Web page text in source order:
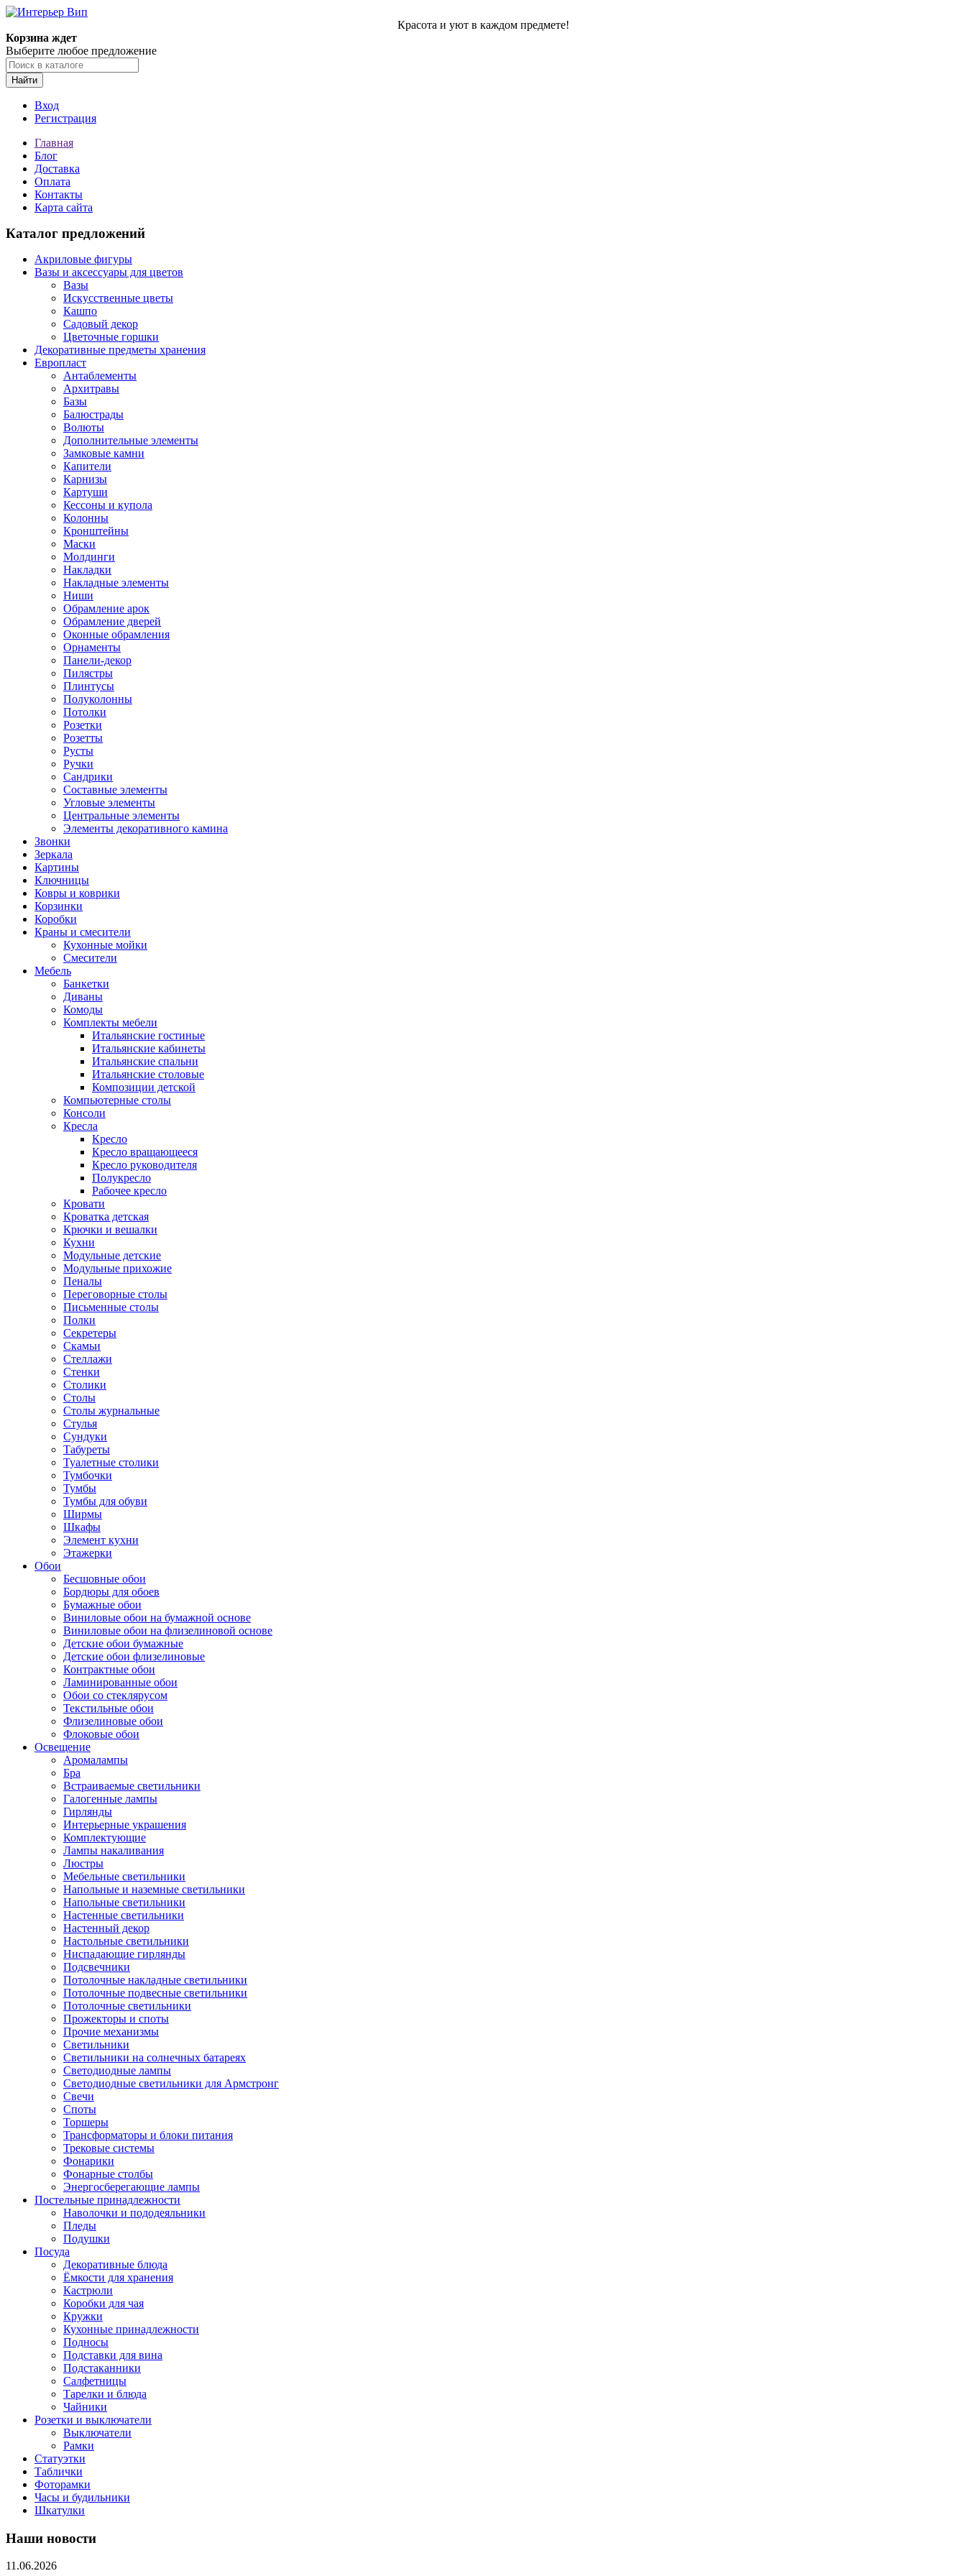
Красота и уют в каждом предмете!
Корзина ждет
Выберите любое предложение
Найти
Вход
Регистрация
Главная
Блог
Доставка
Оплата
Контакты
Карта сайта
Каталог предложений
Акриловые фигуры
Вазы и аксессуары для цветов
Вазы
Искусственные цветы
Кашпо
Садовый декор
Цветочные горшки
Декоративные предметы хранения
Европласт
Антаблементы
Архитравы
Базы
Балюстрады
Волюты
Дополнительные элементы
Замковые камни
Капители
Карнизы
Картуши
Кессоны и купола
Колонны
Кронштейны
Маски
Молдинги
Накладки
Накладные элементы
Ниши
Обрамление арок
Обрамление дверей
Оконные обрамления
Орнаменты
Панели-декор
Пилястры
Плинтусы
Полуколонны
Потолки
Розетки
Розетты
Русты
Ручки
Сандрики
Составные элементы
Угловые элементы
Центральные элементы
Элементы декоративного камина
Звонки
Зеркала
Картины
Ключницы
Ковры и коврики
Корзинки
Коробки
Краны и смесители
Кухонные мойки
Смесители
Мебель
Банкетки
Диваны
Комоды
Комплекты мебели
Итальянские гостиные
Итальянские кабинеты
Итальянские спальни
Итальянские столовые
Композиции детской
Компьютерные столы
Консоли
Кресла
Кресло
Кресло вращающееся
Кресло руководителя
Полукресло
Рабочее кресло
Кровати
Кроватка детская
Крючки и вешалки
Кухни
Модульные детские
Модульные прихожие
Пеналы
Переговорные столы
Письменные столы
Полки
Секретеры
Скамьи
Стеллажи
Стенки
Столики
Столы
Столы журнальные
Стулья
Сундуки
Табуреты
Туалетные столики
Тумбочки
Тумбы
Тумбы для обуви
Ширмы
Шкафы
Элемент кухни
Этажерки
Обои
Бесшовные обои
Бордюры для обоев
Бумажные обои
Виниловые обои на бумажной основе
Виниловые обои на флизелиновой основе
Детские обои бумажные
Детские обои флизелиновые
Контрактные обои
Ламинированные обои
Обои со стеклярусом
Текстильные обои
Флизелиновые обои
Флоковые обои
Освещение
Аромалампы
Бра
Встраиваемые светильники
Галогенные лампы
Гирлянды
Интерьерные украшения
Комплектующие
Лампы накаливания
Люстры
Мебельные светильники
Напольные и наземные светильники
Напольные светильники
Настенные светильники
Настенный декор
Настольные светильники
Ниспадающие гирлянды
Подсвечники
Потолочные накладные светильники
Потолочные подвесные светильники
Потолочные светильники
Прожекторы и споты
Прочие механизмы
Светильники
Светильники на солнечных батареях
Светодиодные лампы
Светодиодные светильники для Армстронг
Свечи
Споты
Торшеры
Трансформаторы и блоки питания
Трековые системы
Фонарики
Фонарные столбы
Энергосберегающие лампы
Постельные принадлежности
Наволочки и пододеяльники
Пледы
Подушки
Посуда
Декоративные блюда
Ёмкости для хранения
Кастрюли
Коробки для чая
Кружки
Кухонные принадлежности
Подносы
Подставки для вина
Подстаканники
Салфетницы
Тарелки и блюда
Чайники
Розетки и выключатели
Выключатели
Рамки
Статуэтки
Таблички
Фоторамки
Часы и будильники
Шкатулки
Наши новости
11.06.2026